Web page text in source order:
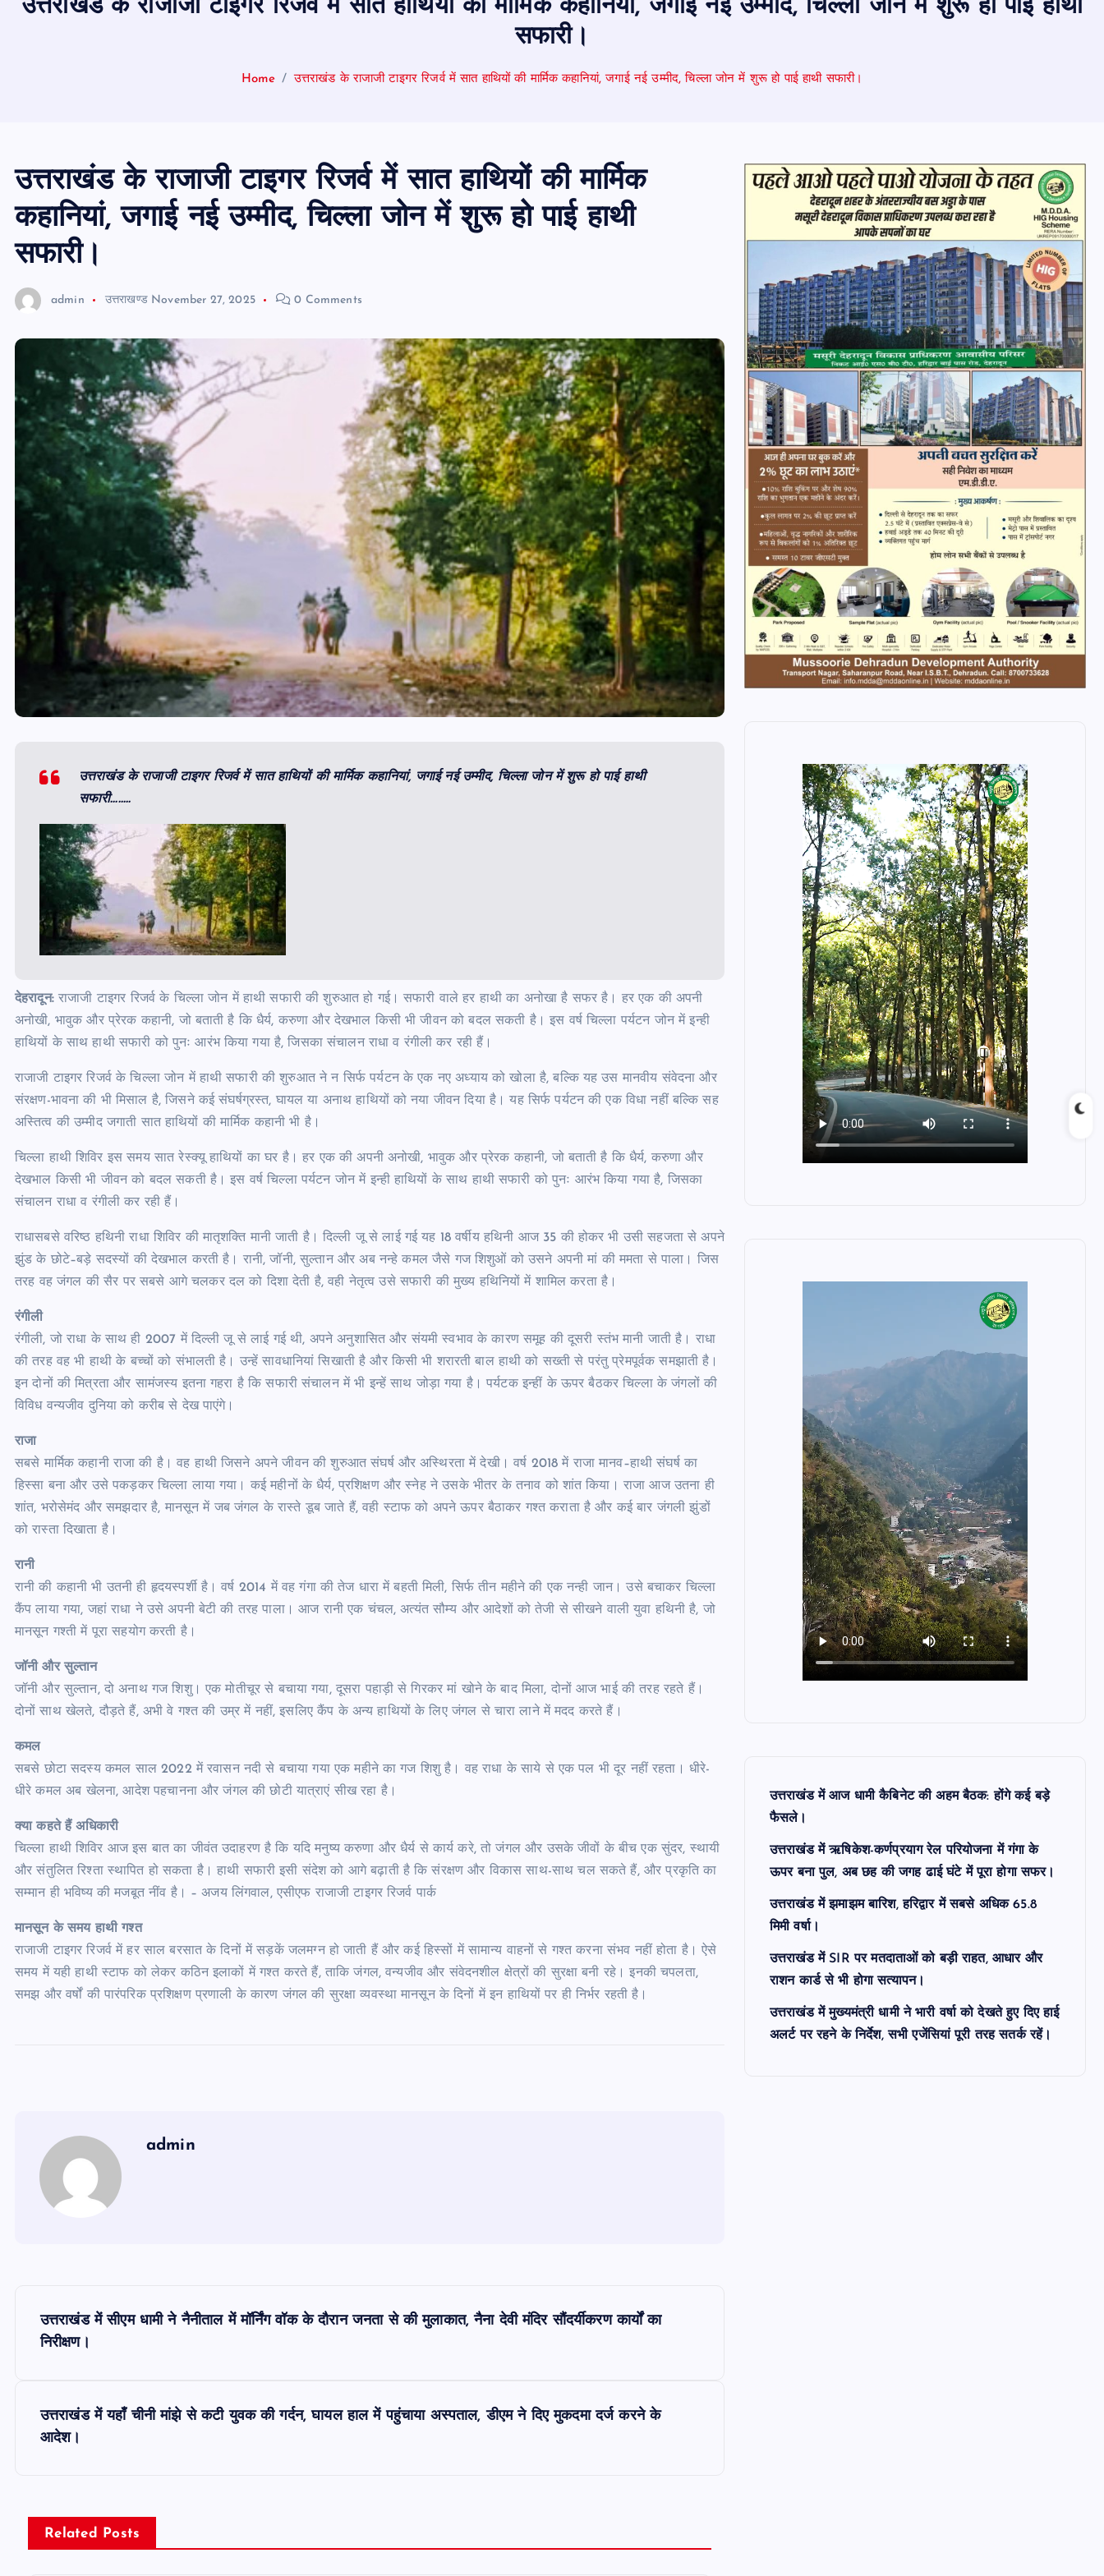
उत्तराखंड के राजाजी टाइगर रिजर्व में सात हाथियों की मार्मिक कहानियां, जगाई नई उम्मीद, चिल्ला जोन में शुरू हो पाई हाथी
सफारी।
Home उत्तराखंड के राजाजी टाइगर रिजर्व में सात हाथियों की मार्मिक कहानियां, जगाई नई उम्मीद, चिल्ला जोन में शुरू हो पाई हाथी सफारी।
उत्तराखंड के राजाजी टाइगर रिजर्व में सात हाथियों की मार्मिक
कहानियां, जगाई नई उम्मीद, चिल्ला जोन में शुरू हो पाई हाथी
सफारी।
admin उत्तराखण्ड November 27, 2025 0 Comments
उत्तराखंड के राजाजी टाइगर रिजर्व में सात हाथियों की मार्मिक कहानियां, जगाई नई उम्मीद, चिल्ला जोन में शुरू हो पाई हाथी
सफारी……..
देहरादून:राजाजी टाइगर रिजर्व के चिल्ला जोन में हाथी सफारी की शुरुआत हो गई। सफारी वाले हर हाथी का अनोखा है सफर है। हर एक की अपनी
अनोखी, भावुक और प्रेरक कहानी, जो बताती है कि धैर्य, करुणा और देखभाल किसी भी जीवन को बदल सकती है। इस वर्ष चिल्ला पर्यटन जोन में इन्ही
हाथियों के साथ हाथी सफारी को पुनः आरंभ किया गया है, जिसका संचालन राधा व रंगीली कर रही हैं।
राजाजी टाइगर रिजर्व के चिल्ला जोन में हाथी सफारी की शुरुआत ने न सिर्फ पर्यटन के एक नए अध्याय को खोला है, बल्कि यह उस मानवीय संवेदना और
संरक्षण-भावना की भी मिसाल है, जिसने कई संघर्षग्रस्त, घायल या अनाथ हाथियों को नया जीवन दिया है। यह सिर्फ पर्यटन की एक विधा नहीं बल्कि सह
अस्तित्व की उम्मीद जगाती सात हाथियों की मार्मिक कहानी भी है।
चिल्ला हाथी शिविर इस समय सात रेस्क्यू हाथियों का घर है। हर एक की अपनी अनोखी, भावुक और प्रेरक कहानी, जो बताती है कि धैर्य, करुणा और
देखभाल किसी भी जीवन को बदल सकती है। इस वर्ष चिल्ला पर्यटन जोन में इन्ही हाथियों के साथ हाथी सफारी को पुनः आरंभ किया गया है, जिसका
संचालन राधा व रंगीली कर रही हैं।
राधासबसे वरिष्ठ हथिनी राधा शिविर की मातृशक्ति मानी जाती है। दिल्ली जू से लाई गई यह 18 वर्षीय हथिनी आज 35 की होकर भी उसी सहजता से अपने
झुंड के छोटे–बड़े सदस्यों की देखभाल करती है। रानी, जॉनी, सुल्तान और अब नन्हे कमल जैसे गज शिशुओं को उसने अपनी मां की ममता से पाला। जिस
तरह वह जंगल की सैर पर सबसे आगे चलकर दल को दिशा देती है, वही नेतृत्व उसे सफारी की मुख्य हथिनियों में शामिल करता है।
रंगीली
रंगीली, जो राधा के साथ ही 2007 में दिल्ली जू से लाई गई थी, अपने अनुशासित और संयमी स्वभाव के कारण समूह की दूसरी स्तंभ मानी जाती है। राधा
की तरह वह भी हाथी के बच्चों को संभालती है। उन्हें सावधानियां सिखाती है और किसी भी शरारती बाल हाथी को सख्ती से परंतु प्रेमपूर्वक समझाती है।
इन दोनों की मित्रता और सामंजस्य इतना गहरा है कि सफारी संचालन में भी इन्हें साथ जोड़ा गया है। पर्यटक इन्हीं के ऊपर बैठकर चिल्ला के जंगलों की
विविध वन्यजीव दुनिया को करीब से देख पाएंगे।
राजा
सबसे मार्मिक कहानी राजा की है। वह हाथी जिसने अपने जीवन की शुरुआत संघर्ष और अस्थिरता में देखी। वर्ष 2018 में राजा मानव–हाथी संघर्ष का
हिस्सा बना और उसे पकड़कर चिल्ला लाया गया। कई महीनों के धैर्य, प्रशिक्षण और स्नेह ने उसके भीतर के तनाव को शांत किया। राजा आज उतना ही
शांत, भरोसेमंद और समझदार है, मानसून में जब जंगल के रास्ते डूब जाते हैं, वही स्टाफ को अपने ऊपर बैठाकर गश्त कराता है और कई बार जंगली झुंडों
को रास्ता दिखाता है।
रानी
रानी की कहानी भी उतनी ही हृदयस्पर्शी है। वर्ष 2014 में वह गंगा की तेज धारा में बहती मिली, सिर्फ तीन महीने की एक नन्ही जान। उसे बचाकर चिल्ला
कैंप लाया गया, जहां राधा ने उसे अपनी बेटी की तरह पाला। आज रानी एक चंचल, अत्यंत सौम्य और आदेशों को तेजी से सीखने वाली युवा हथिनी है, जो
मानसून गश्ती में पूरा सहयोग करती है।
जॉनी और सुल्तान
जॉनी और सुल्तान, दो अनाथ गज शिशु। एक मोतीचूर से बचाया गया, दूसरा पहाड़ी से गिरकर मां खोने के बाद मिला, दोनों आज भाई की तरह रहते हैं।
दोनों साथ खेलते, दौड़ते हैं, अभी वे गश्त की उम्र में नहीं, इसलिए कैंप के अन्य हाथियों के लिए जंगल से चारा लाने में मदद करते हैं।
कमल
सबसे छोटा सदस्य कमल साल 2022 में रवासन नदी से बचाया गया एक महीने का गज शिशु है। वह राधा के साये से एक पल भी दूर नहीं रहता। धीरे-
धीरे कमल अब खेलना, आदेश पहचानना और जंगल की छोटी यात्राएं सीख रहा है।
क्या कहते हैं अधिकारी
चिल्ला हाथी शिविर आज इस बात का जीवंत उदाहरण है कि यदि मनुष्य करुणा और धैर्य से कार्य करे, तो जंगल और उसके जीवों के बीच एक सुंदर, स्थायी
और संतुलित रिश्ता स्थापित हो सकता है। हाथी सफारी इसी संदेश को आगे बढ़ाती है कि संरक्षण और विकास साथ-साथ चल सकते हैं, और प्रकृति का
सम्मान ही भविष्य की मजबूत नींव है। – अजय लिंगवाल, एसीएफ राजाजी टाइगर रिजर्व पार्क
मानसून के समय हाथी गश्त
राजाजी टाइगर रिजर्व में हर साल बरसात के दिनों में सड़कें जलमग्न हो जाती हैं और कई हिस्सों में सामान्य वाहनों से गश्त करना संभव नहीं होता है। ऐसे
समय में यही हाथी स्टाफ को लेकर कठिन इलाकों में गश्त करते हैं, ताकि जंगल, वन्यजीव और संवेदनशील क्षेत्रों की सुरक्षा बनी रहे। इनकी चपलता,
समझ और वर्षों की पारंपरिक प्रशिक्षण प्रणाली के कारण जंगल की सुरक्षा व्यवस्था मानसून के दिनों में इन हाथियों पर ही निर्भर रहती है।
admin
उत्तराखंड में सीएम धामी ने नैनीताल में मॉर्निंग वॉक के दौरान जनता से की मुलाकात, नैना देवी मंदिर सौंदर्यीकरण कार्यों का
निरीक्षण।
उत्तराखंड में यहाँ चीनी मांझे से कटी युवक की गर्दन, घायल हाल में पहुंचाया अस्पताल, डीएम ने दिए मुकदमा दर्ज करने के
आदेश।
Related Posts
उत्तराखंड में आज धामी कैबिनेट की अहम बैठक: होंगे कई बड़े
फैसले।
उत्तराखंड में ऋषिकेश-कर्णप्रयाग रेल परियोजना में गंगा के
ऊपर बना पुल, अब छह की जगह ढाई घंटे में पूरा होगा सफर।
उत्तराखंड में झमाझम बारिश, हरिद्वार में सबसे अधिक 65.8
मिमी वर्षा।
उत्तराखंड में SIR पर मतदाताओं को बड़ी राहत, आधार और
राशन कार्ड से भी होगा सत्यापन।
उत्तराखंड में मुख्यमंत्री धामी ने भारी वर्षा को देखते हुए दिए हाई
अलर्ट पर रहने के निर्देश, सभी एजेंसियां पूरी तरह सतर्क रहें।